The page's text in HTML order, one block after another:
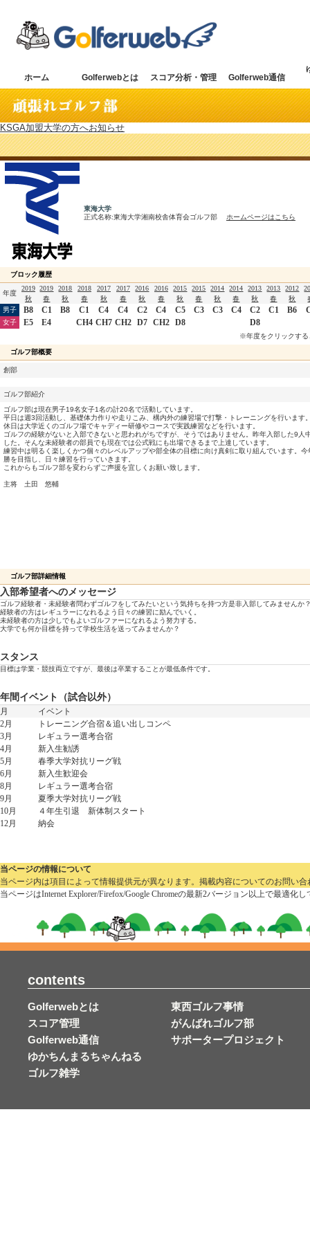
ホーム Golferwebとは スコア分析・管理 Golferweb通信
KSGA加盟大学の方へお知らせ
東海大学
正式名称:東海大学湘南校舎体育会ゴルフ部 ホームページはこちら
ブロック履歴
年度
2019
秋
2019
春
2018
秋
2018
春
2017
秋
2017
春
2016
秋
2016
春
2015
秋
2015
春
2014
秋
2014
春
2013
秋
2013
春
2012
秋
男子
B8 C1 B8 C1 C4 C4 C2 C4 C5 C3 C3 C4 C2 C1 B6
女子 E5 E4 CH4 CH7 CH2 D7 CH2 D8 D8
※年度をクリックする
ゴルフ部概要
創部
ゴルフ部紹介
ゴルフ部は現在男子19名女子1名の計20名で活動しています。
平日は週3回活動し、基礎体力作りや走りこみ、構内外の練習場で打撃・トレーニングを行います
休日は大学近くのゴルフ場でキャディー研修やコースで実践練習などを行います。
ゴルフの経験がないと入部できないと思われがちですが、そうではありません。昨年入部した9人
した。そんな未経験者の部員でも現在では公式戦にも出場できるまで上達しています。
練習中は明るく楽しくかつ個々のレベルアップや部全体の目標に向け真剣に取り組んでいます。
勝を目指し、日々練習を行っていきます。
これからもゴルフ部を変わらずご声援を宜しくお願い致します。
主将 土田 悠輔
ゴルフ部詳細情報
入部希望者へのメッセージ
ゴルフ経験者・未経験者問わずゴルフをしてみたいという気持ちを持つ方是非入部してみませんか
経験者の方はレギュラーになれるよう日々の練習に励んでいく。
未経験者の方は少しでもよいゴルファーになれるよう努力する。
大学でも何か目標を持って学校生活を送ってみませんか？
スタンス
目標は学業・競技両立ですが、最後は卒業することが最低条件です。
年間イベント（試合以外）
月
イベント
2月
トレーニング合宿＆追い出しコンペ
3月
レギュラー選考合宿
4月
新入生勧誘
5月
春季大学対抗リーグ戦
6月
新入生歓迎会
8月
レギュラー選考合宿
9月
夏季大学対抗リーグ戦
10月
４年生引退 新体制スタート
12月
納会
当ページの情報について
当ページ内は項目によって情報提供元が異なります。掲載内容についてのお問い
当ページはInternet Explorer/Firefox/Google Chromeの最新2バージョン以上で最適
contents
Golferwebとは
スコア管理
Golferweb通信
ゆかちんまるちゃんねる
ゴルフ雑学
東西ゴルフ事情
がんばれゴルフ部
サポータープロジェクト